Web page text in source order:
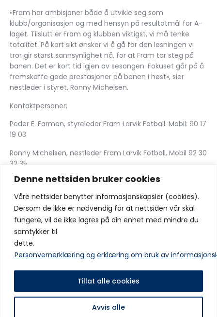
Denne nettsiden bruker cookies
Våre nettsider benytter informasjonskapsler (cookies).
Dersom de ikke er nødvendig for at nettsiden vår skal
fungere, vil de ikke lagres på din enhet med mindre du
samtykker til
dette.
Personvernerklæring og erklæring om bruk av
Avvis alle
Tillat alle cookies
«Fram har ambisjoner både å utvikle seg som
klubb/organisasjon og med hensyn på resultatmål for A-
laget. Tilslutt er Fram og klubben viktigst, vi må tenke
totalitet. På kort sikt ønsker vi å gå for den løsningen vi
tror gir størst sannsynlighet nå, for at Fram tar steg på
banen. Det er kort tid igjen av sesongen. Fokuset går på å
fremskaffe gode prestasjoner på banen i høst», sier
nestleder i styret, Ronny Michelsen.
Kontaktpersoner:
Peder E. Farmen, styreleder Fram Larvik Fotball. Mobil: 90 17
19 03
Ronny Michelsen, nestleder Fram Larvik Fotball, Mobil 92 30
32 35
Del:
Forrige innlegg
Informasjon til spillere, lag
Framhallen.
FORAN 11. SERIERUNDE
Copyright © IF Fram 2025 Alle rettigheter er reservert